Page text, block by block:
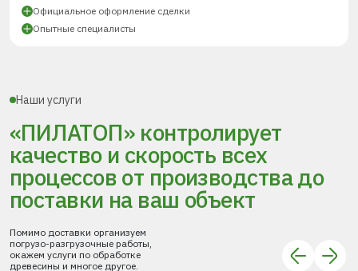
Официальное оформление сделки
Опытные специалисты
Наши услуги
«ПИЛАТОП» контролирует
качество и скорость всех
процессовот производства до
поставки на ваш объект
Помимо доставки организуем
погрузо-разгрузочные работы,
окажем услуги по обработке
древесины и многое другое.